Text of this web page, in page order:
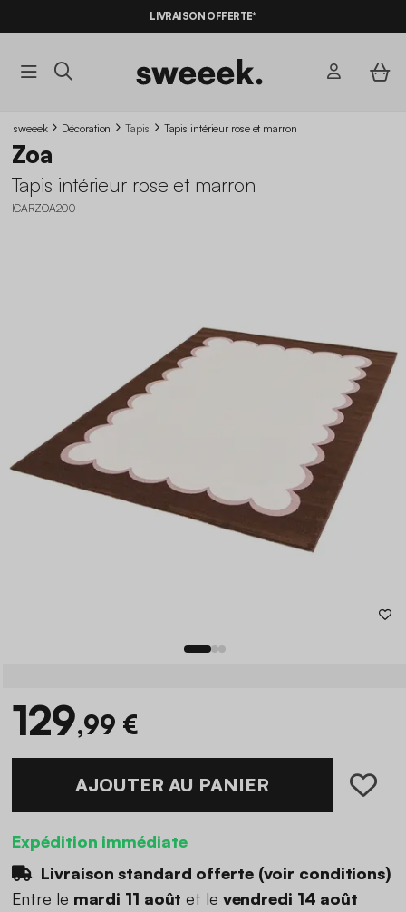
LIVRAISON OFFERTE*
sweeek Décoration Tapis Tapis intérieur rose et marron
Zoa
Tapis intérieur rose et marron
ICARZOA200
129,99 €
AJOUTER AU PANIER
Expédition immédiate
Livraison standard offerte (voir conditions)
Entre le mardi 11 août et le vendredi 14 août